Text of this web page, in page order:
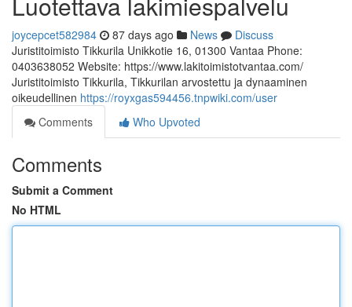
joycepcet582984 87 days ago News
Discuss
Juristitoimisto Tikkurila Unikkotie 16, 01300 Vantaa Phone:
0403638052 Website: https://www.lakitoimistotvantaa.com/
Juristitoimisto Tikkurila, Tikkurilan arvostettu ja dynaaminen
oikeudellinen https://royxgas594456.tnpwiki.com/user
Comments
Who Upvoted
Comments
Submit a Comment
No HTML